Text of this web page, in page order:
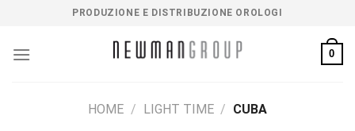
contenuti
PRODUZIONE E DISTRIBUZIONE OROLOGI
0
HOME / LIGHT TIME / CUBA